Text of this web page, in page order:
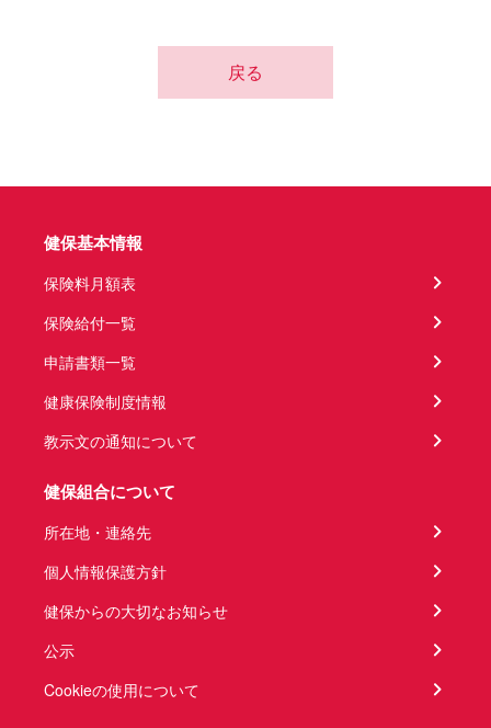
戻る
健保基本情報
保険料月額表
保険給付一覧
申請書類一覧
健康保険制度情報
教示文の通知について
健保組合について
所在地・連絡先
個人情報保護方針
健保からの大切なお知らせ
公示
Cookieの使用について